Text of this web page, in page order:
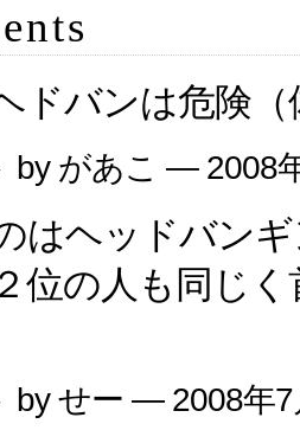
ドバンは危険（
by があこ — 2008
はヘッドバン
位の人も同じ
by せー — 2008年